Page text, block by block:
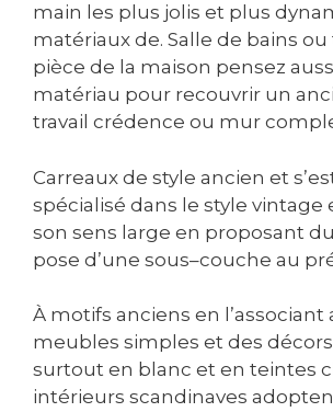
main les plus jolis et plus
matériaux de. Salle de bains
pièce de la maison pensez
matériau pour recouvrir un
travail crédence ou mur
Carreaux de style ancien et
spécialisé dans le style vintage
son sens large en proposant
pose d’une sous–couche au
À motifs anciens en l’associant
meubles simples et des
surtout en blanc et en teintes
intérieurs scandinaves